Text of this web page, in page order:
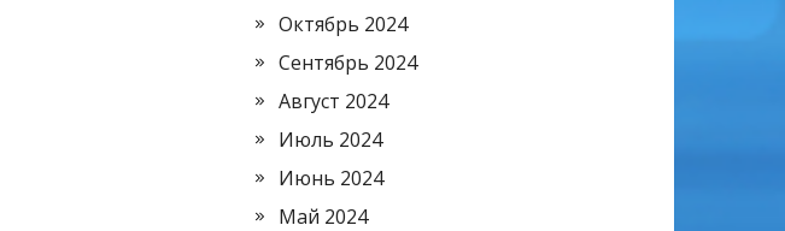
Октябрь 2024
Сентябрь 2024
Август 2024
Июль 2024
Июнь 2024
Май 2024